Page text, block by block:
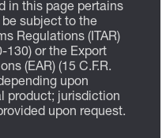
in this page pertains
subject to the
Regulations (ITAR)
130) or the Export
(EAR) (15 C.F.R.
upon
product; jurisdiction
upon request.